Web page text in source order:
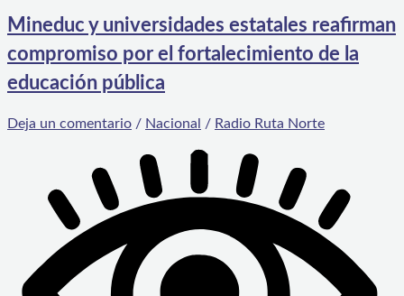
Mineduc y universidades estatales reafirman
compromiso por el fortalecimiento de la
educación pública
Deja un comentario / Nacional / Radio Ruta Norte